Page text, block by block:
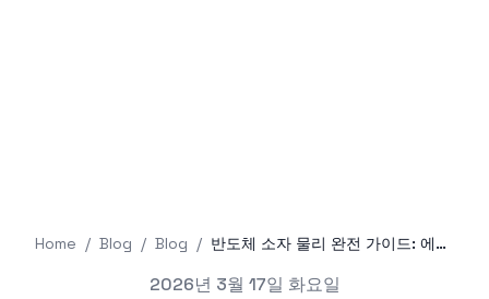
Home / Blog / Blog / 반도체 소자 물리 완전 가이드: 에너지 밴드부터 최신 FinFET까지
2026년 3월 17일 화요일